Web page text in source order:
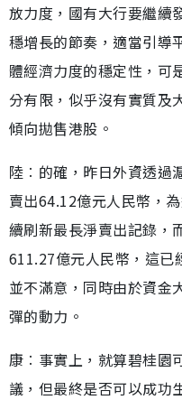
放力度，國有大行要繼續
穩增長的節奏，適當引導
體經濟力度的穩定性，可
分有限，似乎沒有實質及
傾向拋售港股。
陸︰的確，昨日外資透過
賣出64.12億元人民幣，
續刷新最長淨賣出記錄，
611.27億元人民幣，這已
並不滿意，同時由於資金
彈的動力。
康︰事實上，就算碧桂園
議，但最終是否可以成功